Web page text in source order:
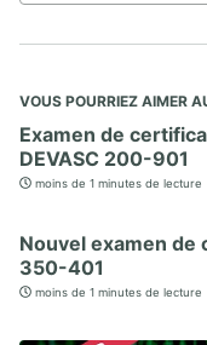
X.1. Supervision du réseau
X.3. Cisco Switched Port
VOUS POURRIEZ AIMER
Examen de
DEVASC 200-901
moins de 1 minutes de lecture
Nouvel examen de
350-401
moins de 1 minutes de lecture